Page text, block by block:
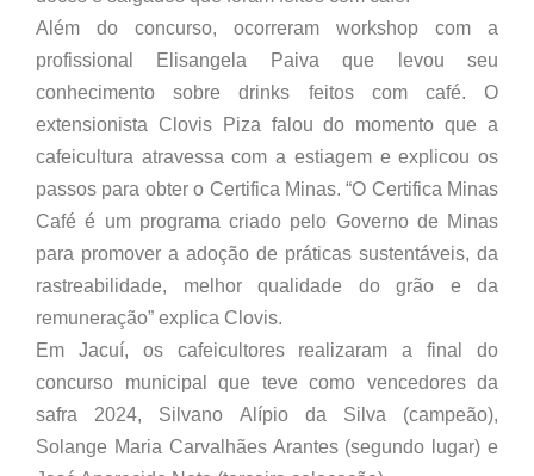
Além do concurso, ocorreram workshop com a
profissional Elisangela Paiva que levou seu
conhecimento sobre drinks feitos com café. O
extensionista Clovis Piza falou do momento que a
cafeicultura atravessa com a estiagem e explicou os
passos para obter o Certifica Minas. “O Certifica Minas
Café é um programa criado pelo Governo de Minas
para promover a adoção de práticas sustentáveis, da
rastreabilidade, melhor qualidade do grão e da
remuneração” explica Clovis.
Em Jacuí, os cafeicultores realizaram a final do
concurso municipal que teve como vencedores da
safra 2024, Silvano Alípio da Silva (campeão),
Solange Maria Carvalhães Arantes (segundo lugar) e